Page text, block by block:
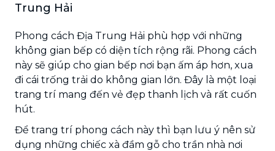
Trung Hải
Phong cách Địa Trung Hải phù hợp với những
không gian bếp có diện tích rộng rãi. Phong cách
này sẽ giúp cho gian bếp nơi bạn ấm áp hơn, xua
đi cái trống trải do không gian lớn. Đây là một loại
trang trí mang đến vẻ đẹp thanh lịch và rất cuốn
hút.
Để trang trí phong cách này thì bạn lưu ý nên sử
dụng những chiếc xà đầm gỗ cho trần nhà nơi